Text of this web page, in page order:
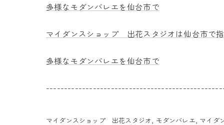
多様なモダンバレエを仙台市で
マイダンスショップ 出花スタジオは仙台市で
多様なモダンバレエを仙台市で
マイダンスショップ 出花スタジオ モダンバレエ マイダ